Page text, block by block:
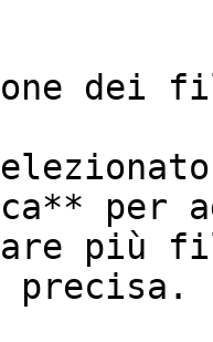
dei
per
più
precisa.